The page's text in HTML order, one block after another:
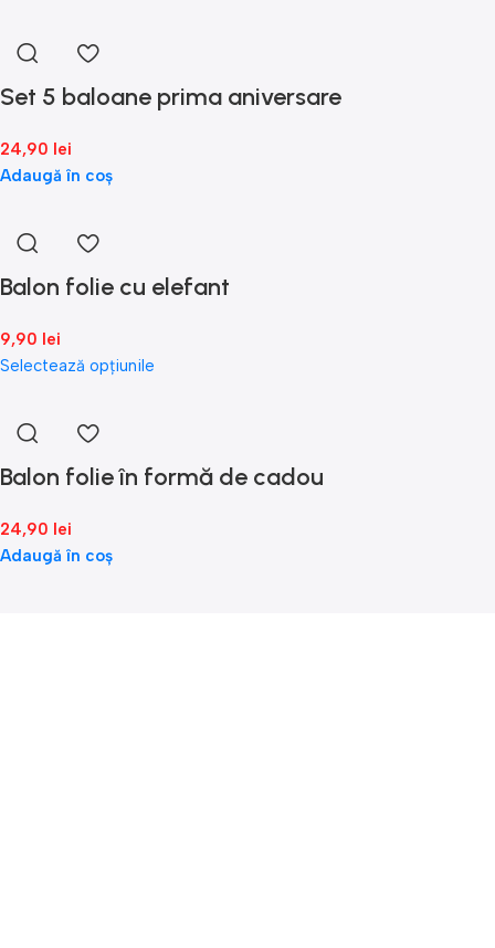
Set 5 baloane prima aniversare
24,90 lei
Adaugă în coș
Balon folie cu elefant
9,90 lei
Selectează opțiunile
Balon folie în formă de cadou
24,90 lei
Adaugă în coș